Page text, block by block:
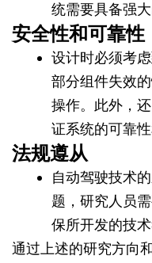
统需要具备强
安全性和可靠性
设计时必须考
部分组件失效
操作。此外，
证系统的可靠性
法规遵从
自动驾驶技术
题，研究人员
保所开发的技
通过上述的研究方向